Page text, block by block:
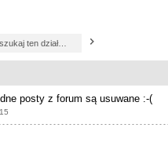
posty z forum są usuwane :-(